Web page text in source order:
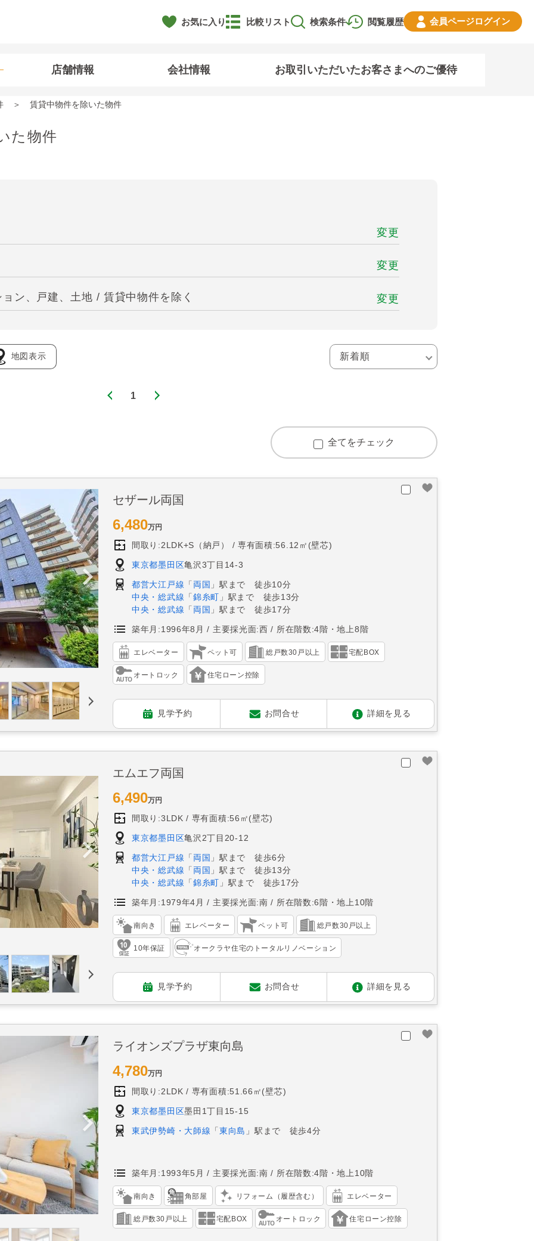
お気に入り 閲覧履歴
比較リスト 検索条件 会員ページログイン
店舗情報 会社情報 お取引いただいたお客さまへのご優待
賃貸中物件を除いた物件
た物件
変更
変更
ン、戸建、土地 / 賃貸中物件を除く 変更
地図表示
1
全てをチェック
セザール両国
6,480万円
間取り:2LDK+S（納戸） 専有面積:56.12㎡(壁芯)
東京都墨田区亀沢3丁目14-3
都営大江戸線 「 両国 」駅まで 徒歩10分
中央・総武線 「 錦糸町 」駅まで 徒歩13分
中央・総武線 「 両国 」駅まで 徒歩17分
築年月:1996年8月 主要採光面:西 所在階数:4階・地上8階
エレベーター ペット可 総戸数30戸以上 宅配BOX
オートロック 住宅ローン控除
見学予約 お問合せ 詳細を見る
エムエフ両国
6,490万円
間取り:3LDK 専有面積:56㎡(壁芯)
東京都墨田区亀沢2丁目20-12
都営大江戸線 「 両国 」駅まで 徒歩6分
中央・総武線 「 両国 」駅まで 徒歩13分
中央・総武線 「 錦糸町 」駅まで 徒歩17分
築年月:1979年4月 主要採光面:南 所在階数:6階・地上10階
南向き エレベーター ペット可 総戸数30戸以上
10年保証 オークラヤ住宅のトータルリノベーション
見学予約 お問合せ 詳細を見る
ライオンズプラザ東向島
4,780万円
間取り:2LDK 専有面積:51.66㎡(壁芯)
東京都墨田区墨田1丁目15-15
東武伊勢崎・大師線 「東向島 」駅まで 徒歩4分
築年月:1993年5月 主要採光面:南 所在階数:4階・地上10階
南向き 角部屋 リフォーム（履歴含む） エレベーター
総戸数30戸以上 宅配BOX オートロック 住宅ローン控除